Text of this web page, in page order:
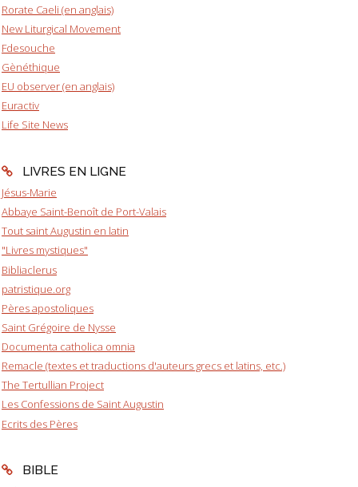
Rorate Caeli (en anglais)
New Liturgical Movement
Fdesouche
Gènéthique
EU observer (en anglais)
Euractiv
Life Site News
LIVRES EN LIGNE
Jésus-Marie
Abbaye Saint-Benoît de Port-Valais
Tout saint Augustin en latin
"Livres mystiques"
Bibliaclerus
patristique.org
Pères apostoliques
Saint Grégoire de Nysse
Documenta catholica omnia
Remacle (textes et traductions d'auteurs grecs et latins, etc.)
The Tertullian Project
Les Confessions de Saint Augustin
Ecrits des Pères
BIBLE